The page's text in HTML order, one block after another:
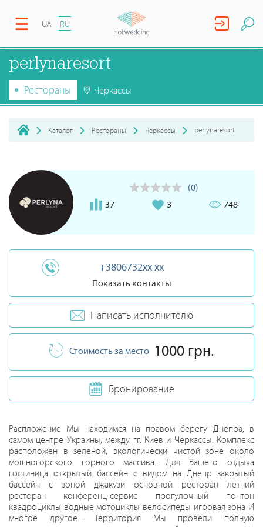
UA RU
perlynaresort
Рестораны Черкассы
Каталог Рестораны Черкассы perlynaresort
(0)
37
3 748
+3806732xx xx
Показать контакты
Написать исполнителю
Стоимость за место 1000 грн.
Бронирование
Распложение Мы находимся на правом берегу Днепра, в
самом центре Украины, между гг. Киев и Черкассы. Комплекс
расположен в зеленой, экологически чистой зоне около
мошногорского горного массива. Для Вашего отдыха
гостиница открытый бассейн с видом на Днепр закрытый
бассейн с зоной джакузи основной ресторан летний
ресторан конференц-сервис прогулочный понтон
квадроциклы водные мотоциклы велосипеды игровая зона И
многое другое... Территория Мы провели полную